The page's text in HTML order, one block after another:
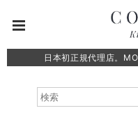
日本初正規代理店。